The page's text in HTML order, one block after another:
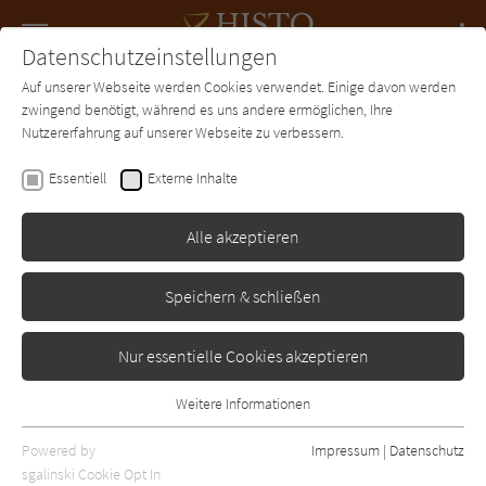
SUCHE Forum Charts Newsletter
James A. Michener
Texas
Erschienen: Januar 1986
Datenschutzeinstellungen
Auf unserer Webseite werden Cookies verwendet. Einige davon werden
zwingend benötigt, während es uns andere ermöglichen, Ihre
Nutzererfahrung auf unserer Webseite zu verbessern.
Essentiell Externe Inhalte
Alle akzeptieren
Speichern & schließen
Nur essentielle Cookies akzeptieren
Essentielle Cookies werden für grundlegende Funktionen der
Webseite benötigt. Dadurch ist gewährleistet, dass die Webseite
Weitere Informationen
Powered by
sgalinski Cookie Opt In
Impressum | Datenschutz